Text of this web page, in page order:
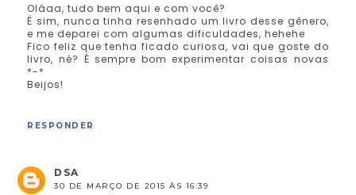
Oláaa, tudo bem aqui e com você?
É sim, nunca tinha resenhado um livro desse gênero,
e me deparei com algumas dificuldades, hehehe
Fico feliz que tenha ficado curiosa, vai que goste do
livro, né? É sempre bom experimentar coisas novas
*-*
Beijos!
RESPONDER
DSA
30 DE MARÇO DE 2015 ÀS 16:39